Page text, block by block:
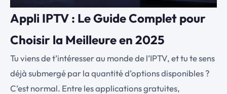
Appli IPTV : Le Guide Complet pour
Choisir la Meilleure en 2025
Tu viens de t’intéresser au monde de l’IPTV, et tu te sens
déjà submergé par la quantité d’options disponibles ?
C’est normal. Entre les applications gratuites,